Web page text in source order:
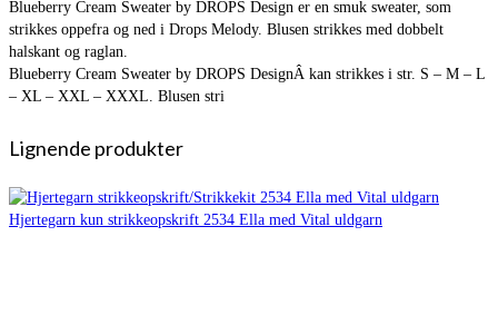
Blueberry Cream Sweater by DROPS Design er en smuk sweater, som
strikkes oppefra og ned i Drops Melody. Blusen strikkes med dobbelt
halskant og raglan.
Blueberry Cream Sweater by DROPS DesignÂ kan strikkes i str. S – M – L
– XL – XXL – XXXL. Blusen stri
Lignende produkter